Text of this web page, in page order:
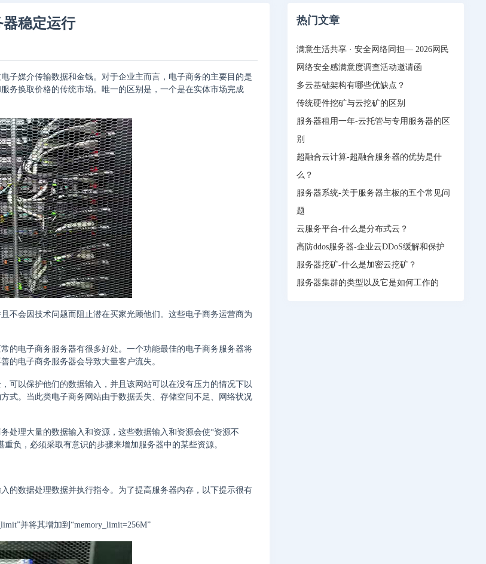
稳定运行
子媒介传输数据和金钱。对于企业主而言，电子商务的主要目的是
务换取价格的传统市场。唯一的区别是，一个是在实体市场完成
不会因技术问题而阻止潜在买家光顾他们。这些电子商务运营商为
的电子商务服务器有很多好处。一个功能最佳的电子商务服务器将
的电子商务服务器会导致大量客户流失。
可以保护他们的数据输入，并且该网站可以在没有压力的情况下以
式。当此类电子商务网站由于数据丢失、存储空间不足、网络状况
处理大量的数据输入和资源，这些数据输入和资源会使“资源不
负，必须采取有意识的步骤来增加服务器中的某些资源。
的数据处理数据并执行指令。为了提高服务器内存，以下提示很有
并将其增加到“memory_limit=256M”
热门文章
满意生活共享 · 安全网络同担— 2026网民
网络安全感满意度调查活动邀请函
多云基础架构有哪些优缺点？
传统硬件挖矿与云挖矿的区别
服务器租用一年-云托管与专用服务器的区
别
超融合云计算-超融合服务器的优势是什
么？
服务器系统-关于服务器主板的五个常见问
题
云服务平台-什么是分布式云？
高防ddos服务器-企业云DDoS缓解和保护
服务器挖矿-什么是加密云挖矿？
服务器集群的类型以及它是如何工作的